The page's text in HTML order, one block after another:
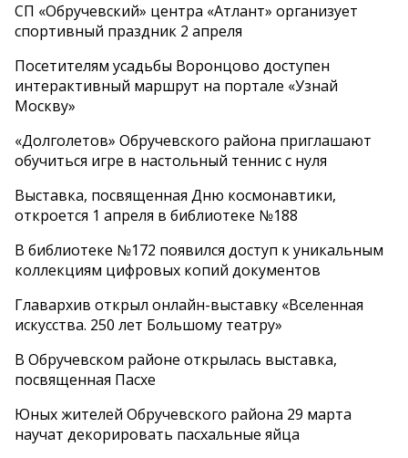
СП «Обручевский» центра «Атлант» организует
спортивный праздник 2 апреля
Посетителям усадьбы Воронцово доступен
интерактивный маршрут на портале «Узнай
Москву»
«Долголетов» Обручевского района приглашают
обучиться игре в настольный теннис с нуля
Выставка, посвященная Дню космонавтики,
откроется 1 апреля в библиотеке №188
В библиотеке №172 появился доступ к уникальным
коллекциям цифровых копий документов
Главархив открыл онлайн-выставку «Вселенная
искусства. 250 лет Большому театру»
В Обручевском районе открылась выставка,
посвященная Пасхе
Юных жителей Обручевского района 29 марта
научат декорировать пасхальные яйца